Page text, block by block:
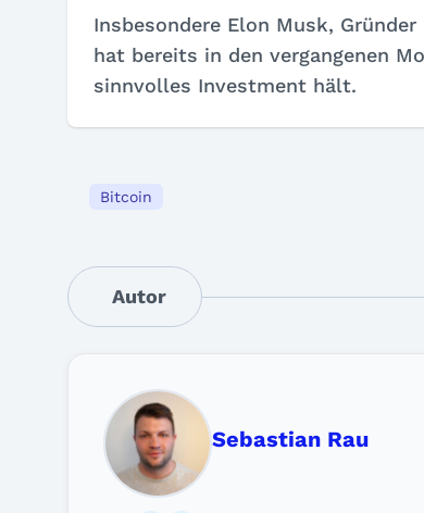
Insbesondere Elon Musk,
hat bereits in den vergangenen
sinnvolles Investment hält.
Bitcoin
Autor
Sebastian Rau